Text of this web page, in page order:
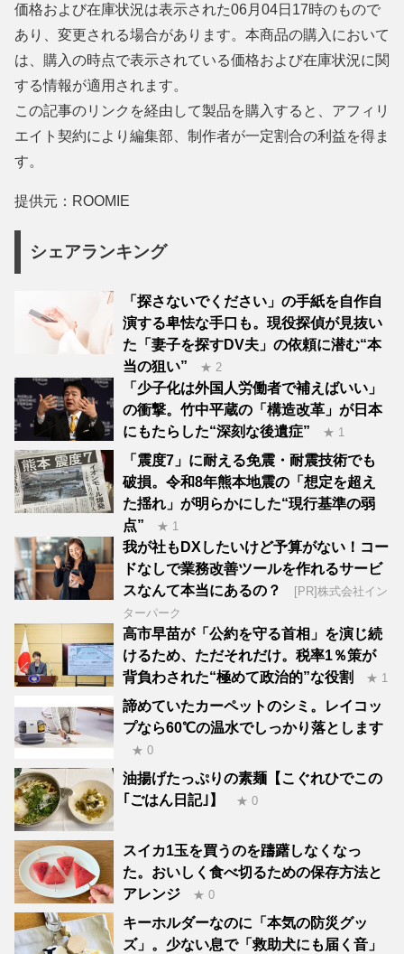
価格および在庫状況は表示された06月04日17時のもので
あり、変更される場合があります。本商品の購入において
は、購入の時点で表示されている価格および在庫状況に関
する情報が適用されます。
この記事のリンクを経由して製品を購入すると、アフィリ
エイト契約により編集部、制作者が一定割合の利益を得ま
す。
提供元：ROOMIE
シェアランキング
「探さないでください」の手紙を自作自
演する卑怯な手口も。現役探偵が見抜い
た「妻子を探すDV夫」の依頼に潜む“本
当の狙い”
★ 2
「少子化は外国人労働者で補えばいい」
の衝撃。竹中平蔵の「構造改革」が日本
にもたらした“深刻な後遺症”
★ 1
「震度7」に耐える免震・耐震技術でも
破損。令和8年熊本地震の「想定を超え
た揺れ」が明らかにした“現行基準の弱
点”
★ 1
我が社もDXしたいけど予算がない！コー
ドなしで業務改善ツールを作れるサービ
スなんて本当にあるの？
[PR]株式会社イン
ターパーク
高市早苗が「公約を守る首相」を演じ続
けるため、ただそれだけ。税率1％策が
背負わされた“極めて政治的”な役割
★ 1
諦めていたカーペットのシミ。レイコッ
プなら60℃の温水でしっかり落とします
★ 0
油揚げたっぷりの素麺【こぐれひでこの
｢ごはん日記｣】
★ 0
スイカ1玉を買うのを躊躇しなくなっ
た。おいしく食べ切るための保存方法と
アレンジ
★ 0
キーホルダーなのに「本気の防災グッ
ズ」。少ない息で「救助犬にも届く音」